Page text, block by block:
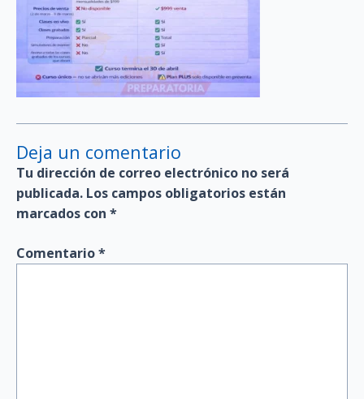
Deja un comentario
Tu dirección de correo electrónico no será
publicada. Los campos obligatorios están
marcados con *
Comentario*